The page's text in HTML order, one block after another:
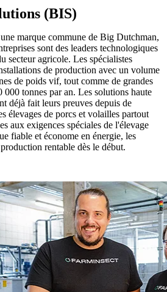
(BIS)
marque commune de Big Dutchman,
sont des leaders technologiques
secteur agricole. Les spécialistes
de production avec un volume
de poids vif, tout comme de grandes
tonnes par an. Les solutions haute
déjà fait leurs preuves depuis de
élevages de porcs et volailles partout
aux exigences spéciales de l'élevage
fiable et économe en énergie, les
rentable dès le début.